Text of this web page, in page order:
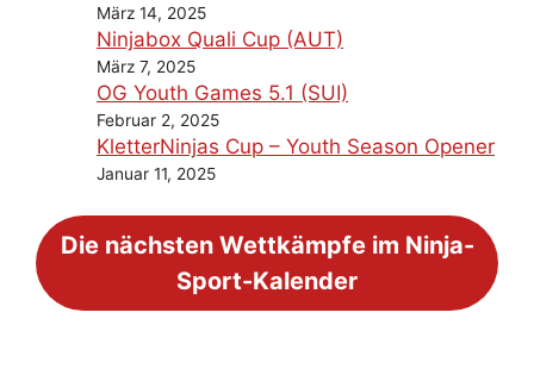
März 14, 2025
Ninjabox Quali Cup (AUT)
März 7, 2025
OG Youth Games 5.1 (SUI)
Februar 2, 2025
KletterNinjas Cup – Youth Season Opener
Januar 11, 2025
Die nächsten Wettkämpfe im Ninja-
Sport-Kalender